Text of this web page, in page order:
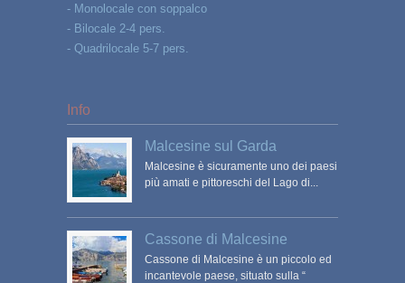
- Monolocale con soppalco
- Bilocale 2-4 pers.
- Quadrilocale 5-7 pers.
Info
Malcesine sul Garda
Malcesine è sicuramente uno dei paesi
più amati e pittoreschi del Lago di...
Cassone di Malcesine
Cassone di Malcesine è un piccolo ed
incantevole paese, situato sulla “